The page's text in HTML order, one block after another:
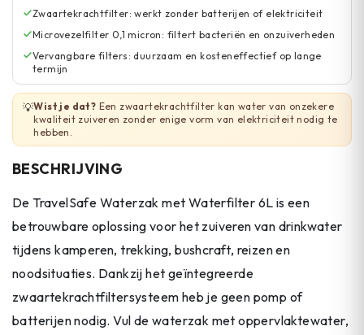
Zwaartekrachtfilter: werkt zonder batterijen of elektriciteit
Microvezelfilter 0,1 micron: filtert bacteriën en onzuiverheden
Vervangbare filters: duurzaam en kosteneffectief op lange
termijn
💡Wist je dat? Een zwaartekrachtfilter kan water van onzekere
kwaliteit zuiveren zonder enige vorm van elektriciteit nodig te
hebben.
BESCHRIJVING
De TravelSafe Waterzak met Waterfilter 6L is een
betrouwbare oplossing voor het zuiveren van drinkwater
tijdens kamperen, trekking, bushcraft, reizen en
noodsituaties. Dankzij het geïntegreerde
zwaartekrachtfiltersysteem heb je geen pomp of
batterijen nodig. Vul de waterzak met oppervlaktewater,